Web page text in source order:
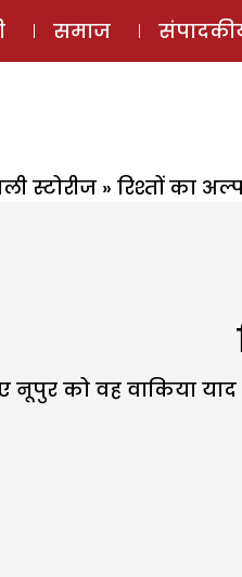
समाज
स्टोरीज » रिश्तों का
को वह वाकिया